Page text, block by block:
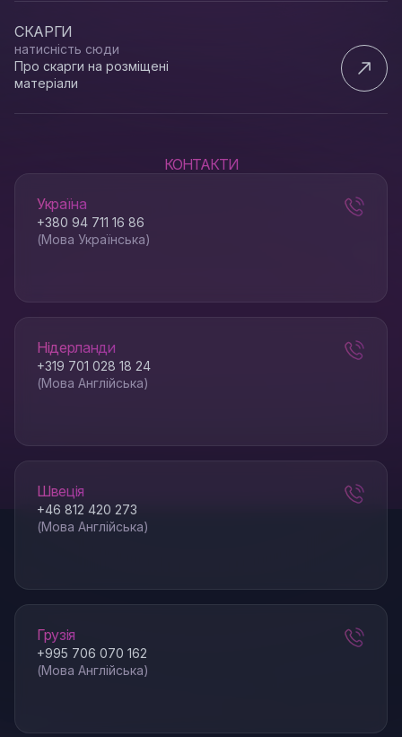
СКАРГИ
натисність сюди
Про скарги на розміщені
матеріали
КОНТАКТИ
Україна
+380 94 711 16 86
(Мова Українська)
Нідерланди
+319 701 028 18 24
(Мова Англійська)
Швеція
+46 812 420 273
(Мова Англійська)
Грузія
+995 706 070 162
(Мова Англійська)